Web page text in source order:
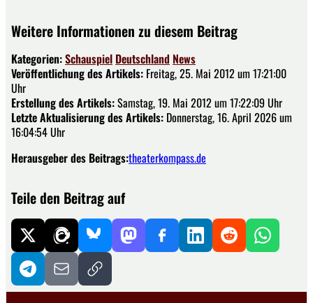
Weitere Informationen zu diesem Beitrag
Kategorien:Schauspiel Deutschland News
Veröffentlichung des Artikels: Freitag, 25. Mai 2012 um 17:21:00
Uhr
Erstellung des Artikels:Samstag, 19. Mai 2012 um 17:22:09 Uhr
Letzte Aktualisierung des Artikels: Donnerstag, 16. April 2026 um
16:04:54 Uhr
Herausgeber des Beitrags:theaterkompass.de
Teile den Beitrag auf